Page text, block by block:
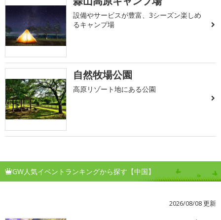
設備やサービスが豊富、3シーズン楽しめ
るキャンプ場
自然牧場公園
高原リゾート地にある公園
GW人気イベントランキングから探す【中国】
2026/08/08 更新